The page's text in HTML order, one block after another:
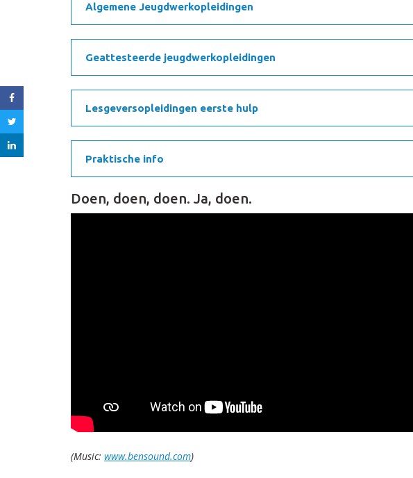
Algemene Jeugdwerkopleidingen
Geattesteerde jeugdwerkopleidingen
Lesgeversopleidingen eerste hulp
Praktische info
Doen, doen, doen. Ja, doen.
(Music: www.bensound.com)